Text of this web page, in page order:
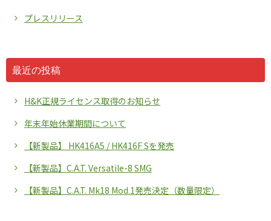
プレスリリース
最近の投稿
H&K正規ライセンス取得のお知らせ
年末年始休業期間について
【新製品】 HK416A5 / HK416F Sを発売
【新製品】C.A.T. Versatile-8 SMG
【新製品】C.A.T. Mk18 Mod.1発売決定（数量限定）